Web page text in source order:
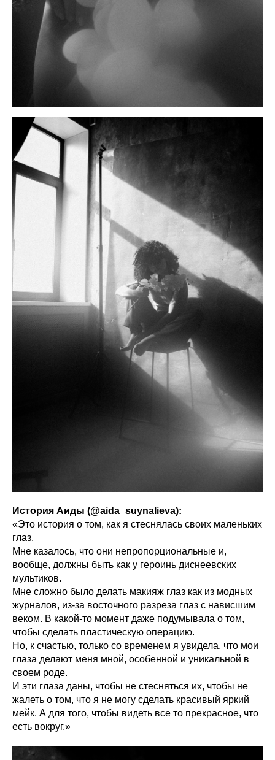
История Аиды (@aida_suynalieva):
«Это история о том, как я стеснялась своих маленьких
глаз.
Мне казалось, что они непропорциональные и,
вообще, должны быть как у героинь диснеевских
мультиков.
Мне сложно было делать макияж глаз как из модных
журналов, из-за восточного разреза глаз с нависшим
веком. В какой-то момент даже подумывала о том,
чтобы сделать пластическую операцию.
Но, к счастью, только со временем я увидела, что мои
глаза делают меня мной, особенной и уникальной в
своем роде.
И эти глаза даны, чтобы не стесняться их, чтобы не
жалеть о том, что я не могу сделать красивый яркий
мейк. А для того, чтобы видеть все то прекрасное, что
есть вокруг.»